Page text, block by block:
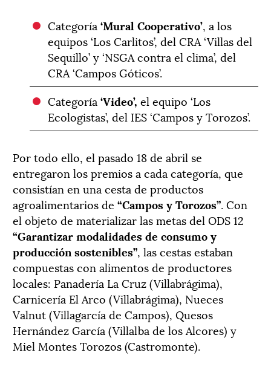
Categoría‘Mural Cooperativo’, a los
equipos ‘Los Carlitos’, del CRA ‘Villas del
Sequillo’ y ‘NSGA contra el clima’, del
CRA ‘Campos Góticos’.
Categoría ‘Video’, el equipo ‘Los
Ecologistas’, del IES ‘Campos y Torozos’.
Por todo ello, el pasado 18 de abril se
entregaron los premios a cada categoría, que
consistían en una cesta de productos
agroalimentarios de “Campos y Torozos”. Con
el objeto de materializar las metas del ODS 12
“Garantizar modalidades de consumo y
producción sostenibles”, las cestas estaban
compuestas con alimentos de productores
locales: Panadería La Cruz (Villabrágima),
Carnicería El Arco (Villabrágima), Nueces
Valnut (Villagarcía de Campos), Quesos
Hernández García (Villalba de los Alcores) y
Miel Montes Torozos (Castromonte).